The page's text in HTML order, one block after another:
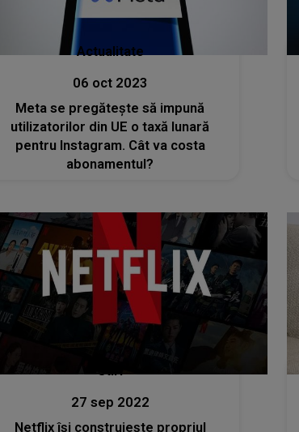
Actualitate
06 oct 2023
Meta se pregăteşte să impună
utilizatorilor din UE o taxă lunară
pentru Instagram. Cât va costa
abonamentul?
27 sep 2022
Netflix îşi construieşte propriul